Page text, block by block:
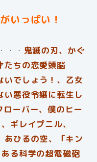
いっぱい！
・・ 鬼滅の刃、かぐ
たちの恋愛頭脳
いでしょう！、乙女
い悪役令嬢に転生し
ーバー、僕のヒー
ギレイプニル、
あひるの空、「キン
る科学の超電磁砲